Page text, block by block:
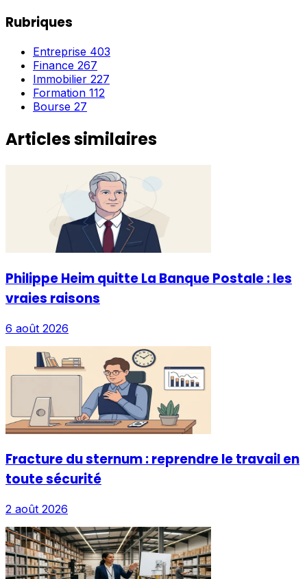
Rubriques
Entreprise 403
Finance 267
Immobilier 227
Formation 112
Bourse 27
Articles similaires
Philippe Heim quitte La Banque Postale : les
vraies raisons
6 août 2026
Fracture du sternum : reprendre le travail en
toute sécurité
2 août 2026